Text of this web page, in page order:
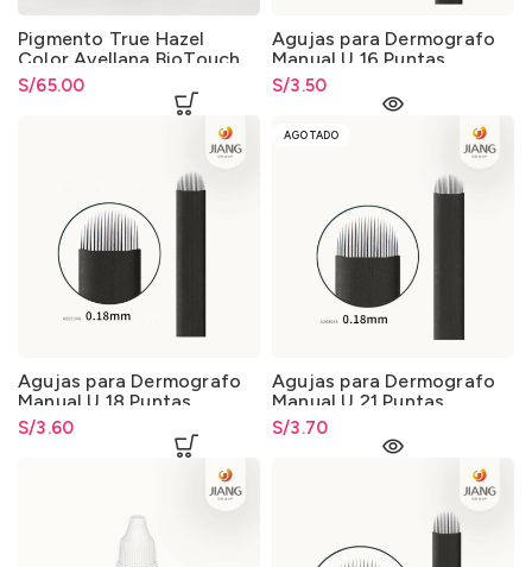
Pigmento True Hazel
Color Avellana BioTouch
Maquillaje Permanente y
Microblading
S/65.00
Agujas para Dermografo
Manual U 16 Puntas
S/3.50
Agujas para Dermografo
Manual U 18 Puntas
S/3.60
AGOTADO
Agujas para Dermografo
Manual U 21 Puntas
S/3.70